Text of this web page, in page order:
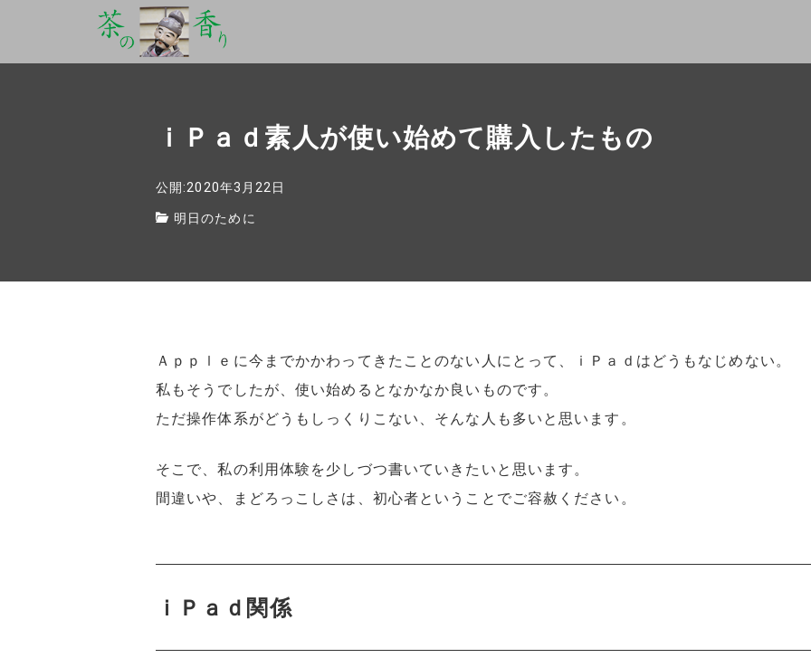
ｉＰａｄ素人が使い始めて購入したもの
公開:2020年3月22日
明日のために
Ａｐｐｌｅに今までかかわってきたことのない人にとって、ｉＰａｄはどうもなじめない。
私もそうでしたが、使い始めるとなかなか良いものです。
ただ操作体系がどうもしっくりこない、そんな人も多いと思います。
そこで、私の利用体験を少しづつ書いていきたいと思います。
間違いや、まどろっこしさは、初心者ということでご容赦ください。
ｉＰａｄ関係